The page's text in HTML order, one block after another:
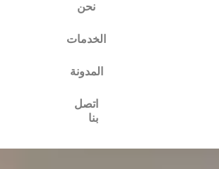
نحن
الخدمات
المدونة
اتصل
بنا